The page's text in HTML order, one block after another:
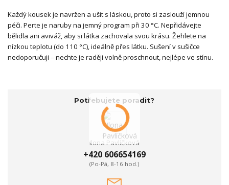
Každý kousek je navržen a ušit s láskou, proto si zaslouží jemnou
péči. Perte je naruby na jemný program při 30 °C. Nepřidávejte
bělidla ani aviváž, aby si látka zachovala svou krásu. Žehlete na
nízkou teplotu (do 110 °C), ideálně přes látku. Sušení v sušičce
nedoporučuji – nechte je raději volně proschnout, nejlépe ve stínu.
Potřebujete poradit?
Ilona Pavlíčková
+420 606654169
(Po-Pá, 8-16 hod.)